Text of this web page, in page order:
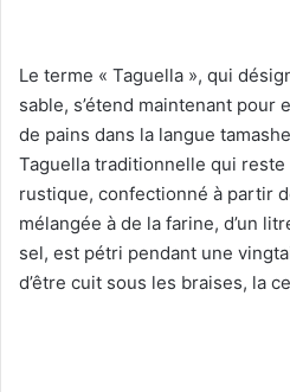
Le terme « Taguella », qui
sable, s’étend maintenant
de pains dans la langue
Taguella traditionnelle qui
rustique, confectionné à partir
mélangée à de la farine, d’un
sel, est pétri pendant une
d’être cuit sous les braises, la